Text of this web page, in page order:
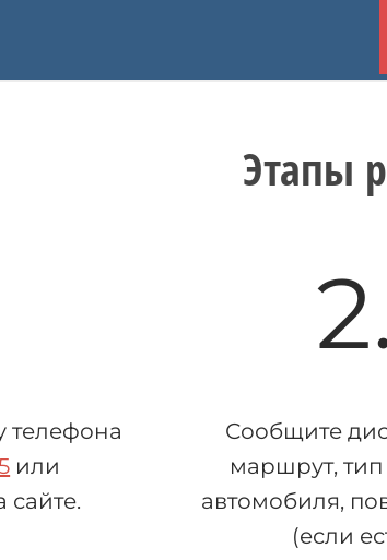
Этапы
телефона
или
сайте.
Сообщите
маршрут,
автомобиля,
(если